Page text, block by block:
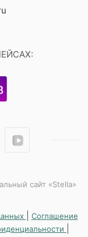
сайт «Stella»
Соглашение